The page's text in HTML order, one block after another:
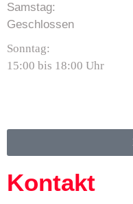
Samstag:
Geschlossen
Sonntag:
15:00 bis 18:00 Uhr
Kontakt